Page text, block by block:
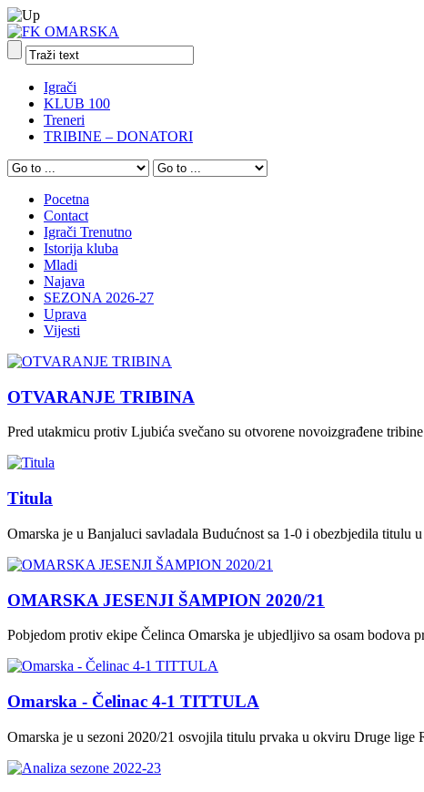
Igrači
KLUB 100
Treneri
TRIBINE – DONATORI
Pocetna
Contact
Igrači Trenutno
Istorija kluba
Mladi
Najava
SEZONA 2026-27
Uprava
Vijesti
OTVARANJE TRIBINA
Pred utakmicu protiv Ljubića svečano su otvorene novoizgrađene
Titula
Omarska je u Banjaluci savladala Budućnost sa 1-0 i obezbjedila titulu
OMARSKA JESENJI ŠAMPION 2020/21
Pobjedom protiv ekipe Čelinca Omarska je ubjedljivo sa osam bodova
Omarska - Čelinac 4-1 TITTULA
Omarska je u sezoni 2020/21 osvojila titulu prvaka u okviru Druge lige